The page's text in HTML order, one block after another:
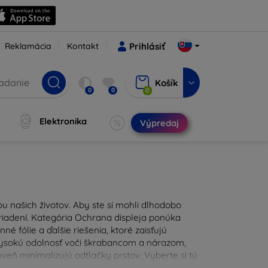
Reklamácia Kontakt Prihlásiť
0 0 0
Košík
Elektronika Výpredaj
našich životov. Aby ste si mohli dlhodobo
Kategória Ochrana displeja ponúka
fólie a ďalšie riešenia, ktoré zaisťujú
odolnosť voči škrabancom a nárazom,
minimalizujú odtlačky prstov. Vyberte si tú